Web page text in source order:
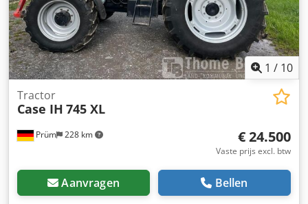
1 / 10
Prüm 228 km
Tractor
Case IH 745 XL
€ 24.500
Vaste prijs excl. btw
Aanvragen Bellen